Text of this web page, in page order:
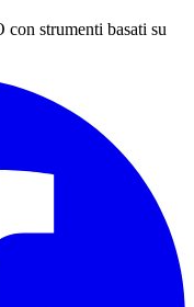
strumenti basati su